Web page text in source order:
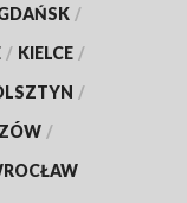
/
/ KIELCE /
/
/